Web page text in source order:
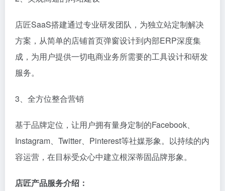
店匠SaaS搭建通过专业研发团队，为独立站定制解决
方案，从简单的店铺首页弹窗设计到内部ERP深度集
成，为用户提供一切电商业务所需要的工具设计和研发
服务。
3、全方位整合营销
基于品牌定位，让用户拥有量身定制的Facebook、
Instagram、Twitter、Pinterest等社媒形象。以持续的内
容运营，在目标受众心中建立根深蒂固品牌形象。
店匠产品服务介绍：